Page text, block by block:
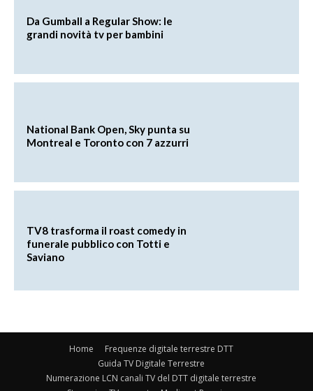
Da Gumball a Regular Show: le
grandi novità tv per bambini
National Bank Open, Sky punta su
Montreal e Toronto con 7 azzurri
TV8 trasforma il roast comedy in
funerale pubblico con Totti e
Saviano
Home
Frequenze digitale terrestre DTT
Guida TV Digitale Terrestre
Numerazione LCN canali TV del DTT digitale terrestre